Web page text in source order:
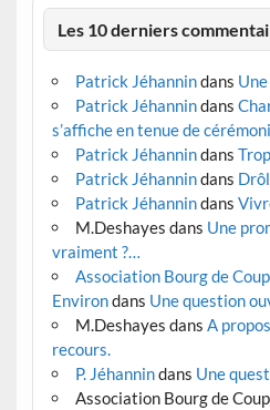
Les 10 derniers
Patrick Jéhannindans
Patrick Jéhannindans
s’affiche en tenue de
Patrick Jéhannindans
Patrick Jéhannindans
Patrick Jéhannindans
M.Deshayes dans Une
vraiment ?…
Association Bourg de
Environdans Une question
M.Deshayes dans A
recours.
P. Jéhannindans Une
Association Bourg de